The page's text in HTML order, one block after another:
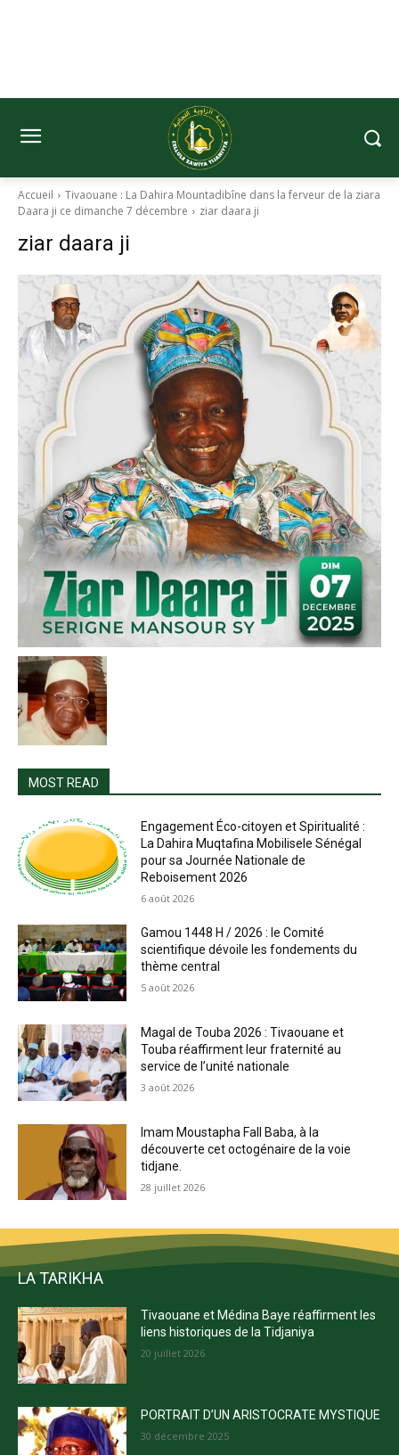
Accueil
Tivaouane : La Dahira Mountadibîne dans la ferveur de la ziara
Daara ji ce dimanche 7 décembre
ziar daara ji
ziar daara ji
MOST READ
Engagement Éco-citoyen et Spiritualité :
La Dahira Muqtafina Mobilisele Sénégal
pour sa Journée Nationale de
Reboisement 2026
6 août 2026
Gamou 1448 H / 2026 : le Comité
scientifique dévoile les fondements du
thème central
5 août 2026
Magal de Touba 2026 : Tivaouane et
Touba réaffirment leur fraternité au
service de l’unité nationale
3 août 2026
Imam Moustapha Fall Baba, à la
découverte cet octogénaire de la voie
tidjane.
28 juillet 2026
LA TARIKHA
Tivaouane et Médina Baye réaffirment les
liens historiques de la Tidjaniya
20 juillet 2026
PORTRAIT D’UN ARISTOCRATE MYSTIQUE
30 décembre 2025